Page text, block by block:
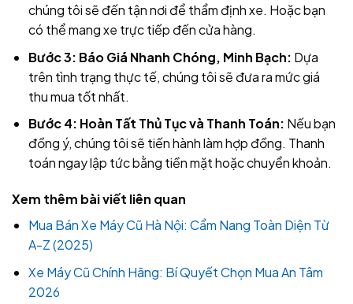
chúng tôi sẽ đến tận nơi để thẩm định xe. Hoặc bạn
có thể mang xe trực tiếp đến cửa hàng.
Bước 3: Báo Giá Nhanh Chóng, Minh Bạch: Dựa
trên tình trạng thực tế, chúng tôi sẽ đưa ra mức giá
thu mua tốt nhất.
Bước 4: Hoàn Tất Thủ Tục và Thanh Toán: Nếu bạn
đồng ý, chúng tôi sẽ tiến hành làm hợp đồng. Thanh
toán ngay lập tức bằng tiền mặt hoặc chuyển khoản.
Xem thêm bài viết liên quan
Mua Bán Xe Máy Cũ Hà Nội: Cẩm Nang Toàn Diện Từ
A-Z (2025)
Xe Máy Cũ Chính Hãng: Bí Quyết Chọn Mua An Tâm
2026